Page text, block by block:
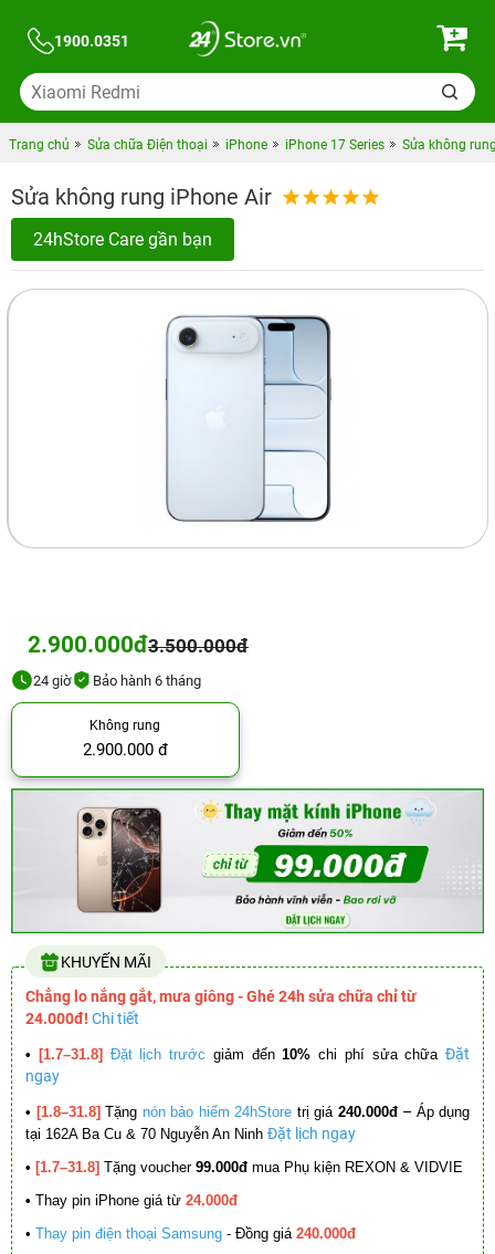
1900.0351
Trang chủ Sửa chữa Điện thoại iPhone iPhone 17 Series Sửa không
Sửa không rung iPhone Air
24hStore Care gần bạn
2.900.000đ3.500.000đ
24 giờ Bảo hành 6 tháng
Không rung
2.900.000 đ
KHUYẾN MÃI
Chẳng lo nắng gắt, mưa giông - Ghé 24h sửa chữa chỉ từ
24.000đ! Chi tiết
• [1.7–31.8] Đặt lịch trước giảm đến10% chi phí sửa chữa Đặt
ngay
• [1.8–31.8] Tặng nón bảo hiểm 24hStore trị giá 240.000đ – Áp dụng
tại 162A Ba Cu & 70 Nguyễn An Ninh Đặt lịch ngay
• [1.7–31.8] Tặng voucher 99.000đ mua Phụ kiện REXON & VIDVIE
• Thay pin iPhone giá từ 24.000đ
• Thay pin điện thoại Samsung - Đồng giá 240.000đ